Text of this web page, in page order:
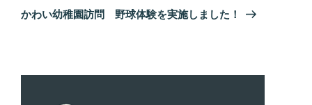
ゲ
の
かわい幼稚園訪問 野球体験を実施しました！